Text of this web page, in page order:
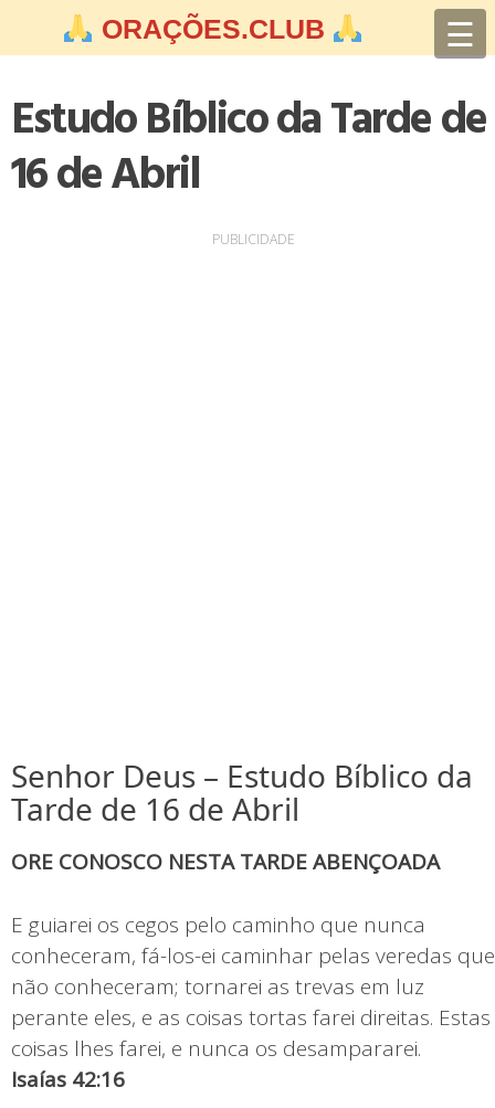
ORAÇÕES.CLUB ☰
Estudo Bíblico da Tarde de
16 de Abril
PUBLICIDADE
Senhor Deus – Estudo Bíblico da
Tarde de 16 de Abril
ORE CONOSCO NESTA TARDE ABENÇOADA
E guiarei os cegos pelo caminho que nunca
conheceram, fá-los-ei caminhar pelas veredas que
não conheceram; tornarei as trevas em luz
perante eles, e as coisas tortas farei direitas. Estas
coisas lhes farei, e nunca os desampararei.
Isaías 42:16